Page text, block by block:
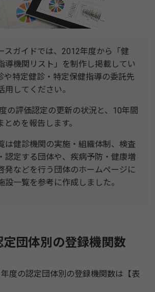
ガイドでは、2012年度から「健
導機関リスト」を制作し掲載してい
や特定健診・特定保健指導の委託先
用してください。
の評価認定の更新の状況と、10年間
めを報告します。
健診機関の実施・組織体制、検査
認定する団体や、疾病予防・健康増
発などを行う団体のホームぺージに
設一覧を参考に作成しました。
団体別の登録機関数
度の認定団体別の登録機関数は【表